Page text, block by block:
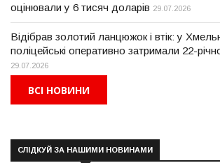
оцінювали у 6 тисяч доларів 29.07.2026
Відібрав золотий ланцюжок і втік: у
поліцейські оперативно затримали 22-
29.07.2026
ВСІ НОВИНИ
СЛІДКУЙ ЗА НАШИМИ НОВИНАМИ